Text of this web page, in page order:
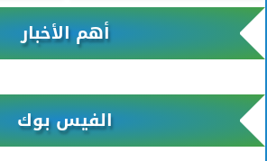
أهم الأخبار
الفيس بوك